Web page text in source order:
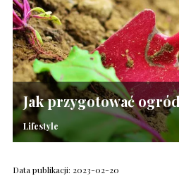
Jak przygotować
Lifestyle
Data publikacji: 2023-02-20